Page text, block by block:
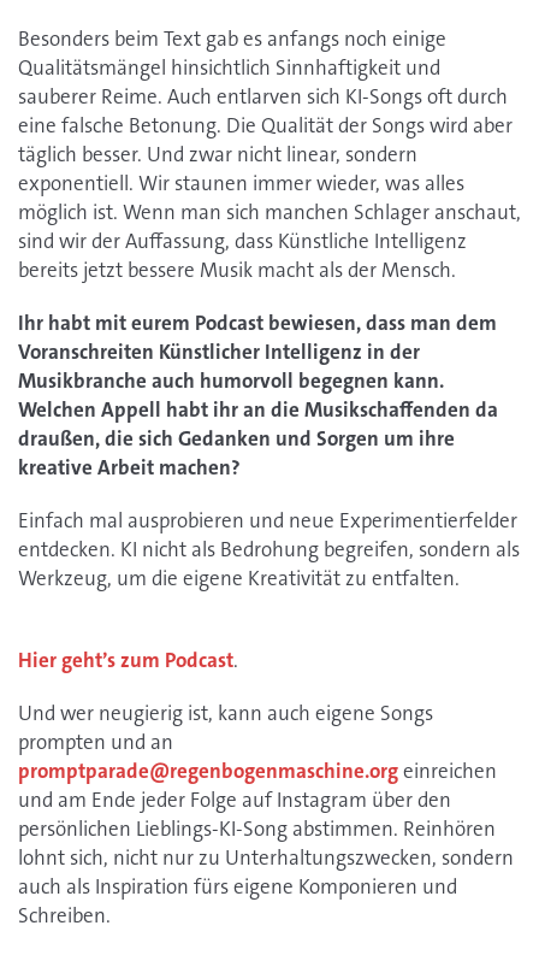
Besonders beim Text gab es anfangs noch einige
Qualitätsmängel hinsichtlich Sinnhaftigkeit und
sauberer Reime. Auch entlarven sich KI-Songs oft durch
eine falsche Betonung. Die Qualität der Songs wird aber
täglich besser. Und zwar nicht linear, sondern
exponentiell. Wir staunen immer wieder, was alles
möglich ist. Wenn man sich manchen Schlager anschaut,
sind wir der Auffassung, dass Künstliche Intelligenz
bereits jetzt bessere Musik macht als der Mensch.
Ihr habt mit eurem Podcast bewiesen, dass man dem
Voranschreiten Künstlicher Intelligenz in der
Musikbranche auch humorvoll begegnen kann.
Welchen Appell habt ihr an die Musikschaffenden da
draußen, die sich Gedanken und Sorgen um ihre
kreative Arbeit machen?
Einfach mal ausprobieren und neue Experimentierfelder
entdecken. KI nicht als Bedrohung begreifen, sondern als
Werkzeug, um die eigene Kreativität zu entfalten.
Hier geht’s zum Podcast.
Und wer neugierig ist, kann auch eigene Songs
prompten und an
promptparade@regenbogenmaschine.orgeinreichen
und am Ende jeder Folge auf Instagram über den
persönlichen Lieblings-KI-Song abstimmen. Reinhören
lohnt sich, nicht nur zu Unterhaltungszwecken, sondern
auch als Inspiration fürs eigene Komponieren und
Schreiben.